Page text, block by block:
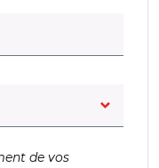
de vos